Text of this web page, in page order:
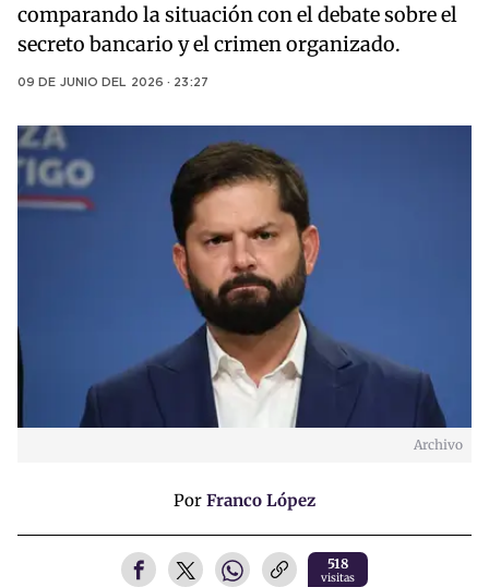
comparando la situación con el debate sobre el
secreto bancario y el crimen organizado.
09 DE JUNIO DEL 2026 · 23:27
Archivo
Por Franco López
518
visitas